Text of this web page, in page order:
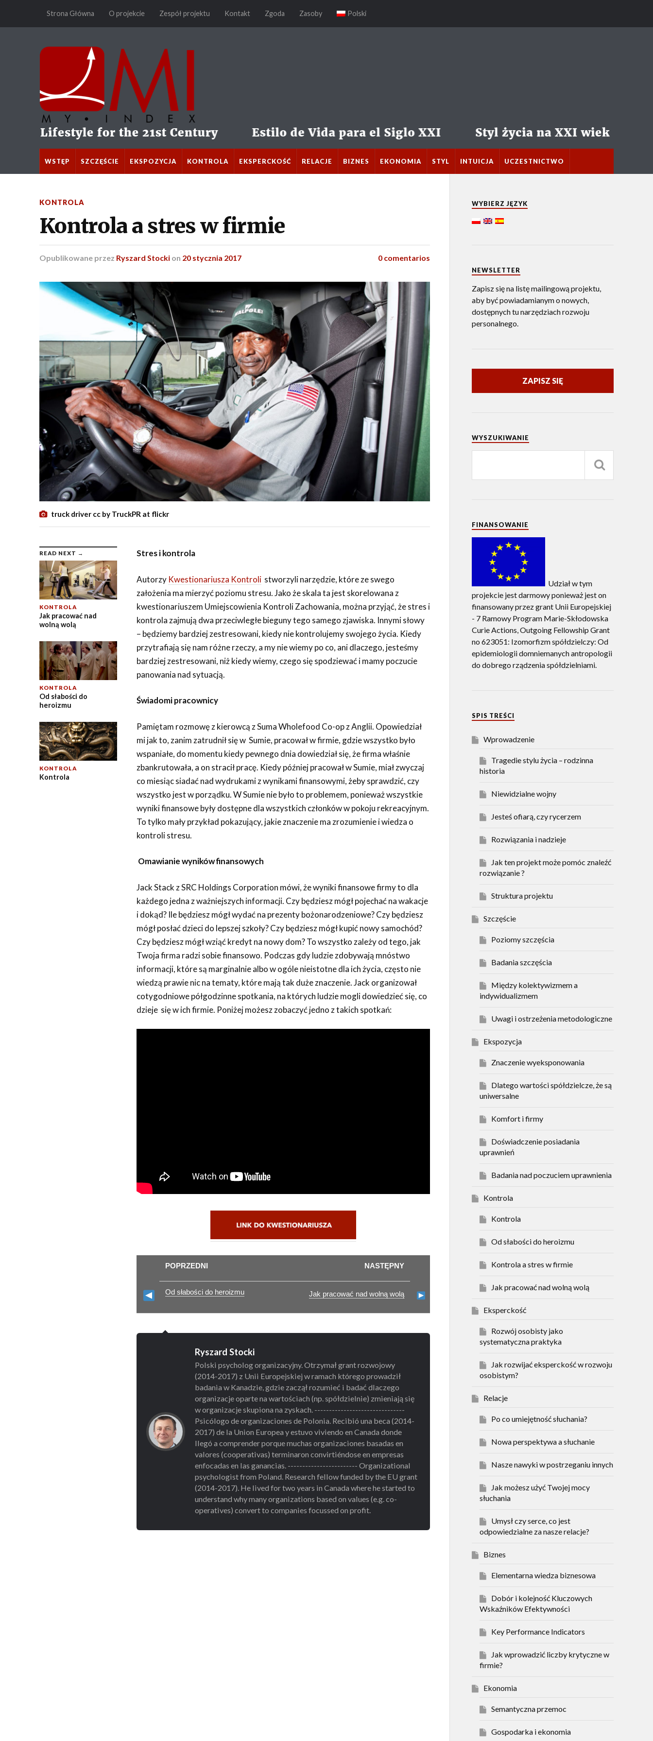
Strona Główna O projekcie Zespół projektu Kontakt Zgoda Zasoby Polski
WSTĘP SZCZĘŚCIE EKSPOZYCJA KONTROLA EKSPERCKOŚĆ RELACJE BIZNES EKONOMIA STYL INTUICJA UCZESTNICTWO
KONTROLA
Kontrola a stres w firmie
Opublikowane przez Ryszard Stocki on 20 stycznia 2017 0 comentarios
truck driver cc by TruckPR at flickr
READ NEXT →
KONTROLA
Jak pracować nad
wolną wolą
KONTROLA
Od słabości do
heroizmu
KONTROLA
Kontrola
Stres i kontrola
Autorzy Kwestionariusza Kontrolistworzyli narzędzie, które ze swego
założenia ma mierzyć poziomu stresu. Jako że skala ta jest skorelowana z
kwestionariuszem Umiejscowienia Kontroli Zachowania, można przyjąć, że stres i
kontrola zajmują dwa przeciwległe bieguny tego samego zjawiska. Innymi słowy
– będziemy bardziej zestresowani, kiedy nie kontrolujemy swojego życia. Kiedy
przytrafiają się nam różne rzeczy, a my nie wiemy po co, ani dlaczego, jesteśmy
bardziej zestresowani, niż kiedy wiemy, czego się spodziewać i mamy poczucie
panowania nad sytuacją.
Świadomi pracownicy
Pamiętam rozmowę z kierowcą z Suma Wholefood Co-op z Anglii. Opowiedział
mi jak to, zanim zatrudnił się w Sumie, pracował w firmie, gdzie wszystko było
wspaniałe, do momentu kiedy pewnego dnia dowiedział się, że firma właśnie
zbankrutowała, a on stracił pracę. Kiedy później pracował w Sumie, miał zwyczaj
co miesiąc siadać nad wydrukami z wynikami finansowymi, żeby sprawdzić, czy
wszystko jest w porządku. W Sumie nie było to problemem, ponieważ wszystkie
wyniki finansowe były dostępne dla wszystkich członków w pokoju rekreacyjnym.
To tylko mały przykład pokazujący, jakie znaczenie ma zrozumienie i wiedza o
kontroli stresu.
Omawianie wyników finansowych
Jack Stack z SRC Holdings Corporation mówi, że wyniki finansowe firmy to dla
każdego jedna z ważniejszych informacji. Czy będziesz mógł pojechać na wakacje
i dokąd? Ile będziesz mógł wydać na prezenty bożonarodzeniowe? Czy będziesz
mógł posłać dzieci do lepszej szkoły? Czy będziesz mógł kupić nowy samochód?
Czy będziesz mógł wziąć kredyt na nowy dom? To wszystko zależy od tego, jak
Twoja firma radzi sobie finansowo. Podczas gdy ludzie zdobywają mnóstwo
informacji, które są marginalnie albo w ogóle nieistotne dla ich życia, często nie
wiedzą prawie nic na tematy, które mają tak duże znaczenie. Jack organizował
cotygodniowe półgodzinne spotkania, na których ludzie mogli dowiedzieć się, co
dzieje się w ich firmie. Poniżej możesz zobaczyć jedno z takich spotkań:
POPRZEDNI NASTĘPNY
Od słabości do heroizmu Jak pracować nad wolną wolą
Ryszard Stocki
Polski psycholog organizacyjny. Otrzymał grant rozwojowy
(2014-2017) z Unii Europejskiej w ramach którego prowadził
badania w Kanadzie, gdzie zaczął rozumieć i badać dlaczego
organizacje oparte na wartościach (np. spółdzielnie) zmieniają się
w organizacje skupiona na zyskach. -------------------------------
Psicólogo de organizaciones de Polonia. Recibió una beca (2014-
2017) de la Union Europea y estuvo viviendo en Canada donde
llegó a comprender porque muchas organizaciones basadas en
valores (cooperativas) terminaron convirtiéndose en empresas
enfocadas en las ganancias. ------------------------ Organizational
psychologist from Poland. Research fellow funded by the EU grant
(2014-2017). He lived for two years in Canada where he started to
understand why many organizations based on values (e.g. co-
operatives) convert to companies focussed on profit.
WYBIERZ JĘZYK
NEWSLETTER
Zapisz się na listę mailingową projektu,
aby być powiadamianym o nowych,
dostępnych tu narzędziach rozwoju
personalnego.
ZAPISZ SIĘ
WYSZUKIWANIE
FINANSOWANIE
Udział w tym
projekcie jest darmowy ponieważ jest on
finansowany przez grant Unii Europejskiej
- 7 Ramowy Program Marie-Skłodowska
Curie Actions, Outgoing Fellowship Grant
no 623051: Izomorfizm spółdzielczy: Od
epidemiologii domniemanych antropologii
do dobrego rządzenia spółdzielniami.
SPIS TREŚCI
Wprowadzenie
Tragedie stylu życia – rodzinna
historia
Niewidzialne wojny
Jesteś ofiarą, czy rycerzem
Rozwiązania i nadzieje
Jak ten projekt może pomóc znaleźć
rozwiązanie ?
Struktura projektu
Szczęście
Poziomy szczęścia
Badania szczęścia
Między kolektywizmem a
indywidualizmem
Uwagi i ostrzeżenia metodologiczne
Ekspozycja
Znaczenie wyeksponowania
Dlatego wartości spółdzielcze, że są
uniwersalne
Komfort i firmy
Doświadczenie posiadania
uprawnień
Badania nad poczuciem uprawnienia
Kontrola
Kontrola
Od słabości do heroizmu
Kontrola a stres w firmie
Jak pracować nad wolną wolą
Eksperckość
Rozwój osobisty jako
systematyczna praktyka
Jak rozwijać eksperckość w rozwoju
osobistym?
Relacje
Po co umiejętność słuchania?
Nowa perspektywa a słuchanie
Nasze nawyki w postrzeganiu innych
Jak możesz użyć Twojej mocy
słuchania
Umysł czy serce, co jest
odpowiedzialne za nasze relacje?
Biznes
Elementarna wiedza biznesowa
Dobór i kolejność Kluczowych
Wskaźników Efektywności
Key Performance Indicators
Jak wprowadzić liczby krytyczne w
firmie?
Ekonomia
Semantyczna przemoc
Gospodarka i ekonomia